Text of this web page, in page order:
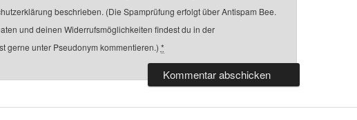
beschrieben. (Die Spamprüfung erfolgt über Antispam Bee.
und deinen Widerrufsmöglichkeiten findest du in der
gerne unter Pseudonym kommentieren.) *